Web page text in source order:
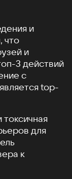
и
что
и
3 действий
с
top-
для
к